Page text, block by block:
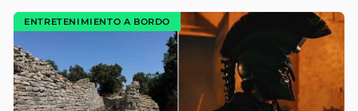
ENTRETENIMIENTO A BORDO